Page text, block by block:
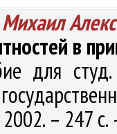
в
для
2002. – 247